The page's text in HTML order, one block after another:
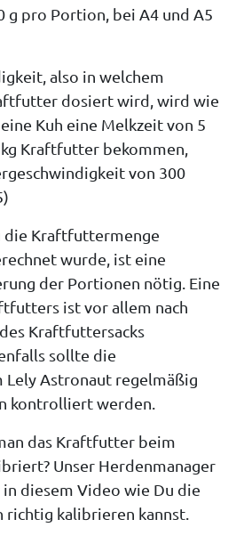
g pro Portion, bei A4 und A5
also in welchem
dosiert wird, wird wie
Kuh eine Melkzeit von 5
Kraftfutter bekommen,
von 300
die Kraftfuttermenge
wurde, ist eine
der Portionen nötig. Eine
ist vor allem nach
Kraftfuttersacks
sollte die
Astronaut regelmäßig
kontrolliert werden.
das Kraftfutter beim
Unser Herdenmanager
in diesem Video wie Du die
kalibrieren kannst.